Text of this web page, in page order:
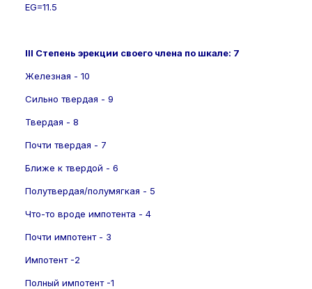
EG=11.5
III Степень эрекции своего члена по шкале: 7
Железная - 10
Сильно твердая - 9
Твердая - 8
Почти твердая - 7
Ближе к твердой - 6
Полутвердая/полумягкая - 5
Что-то вроде импотента - 4
Почти импотент - 3
Импотент -2
Полный импотент -1